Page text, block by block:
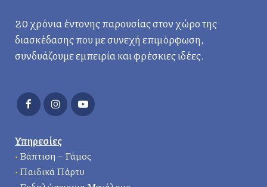
20 χρόνια έντονης παρουσίας στον χώρο της
διασκέδασης που με συνεχή επιμόρφωση,
συνδυάζουμε εμπειρία και φρέσκιες ιδέες.
Υπηρεσίες
• Βάπτιση – Γάμος
• Παιδικά Πάρτυ